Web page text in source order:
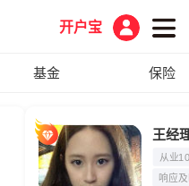
开户宝
基金 保险
王经
从业
响应